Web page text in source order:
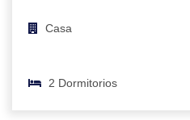
Casa
2 Dormitorios